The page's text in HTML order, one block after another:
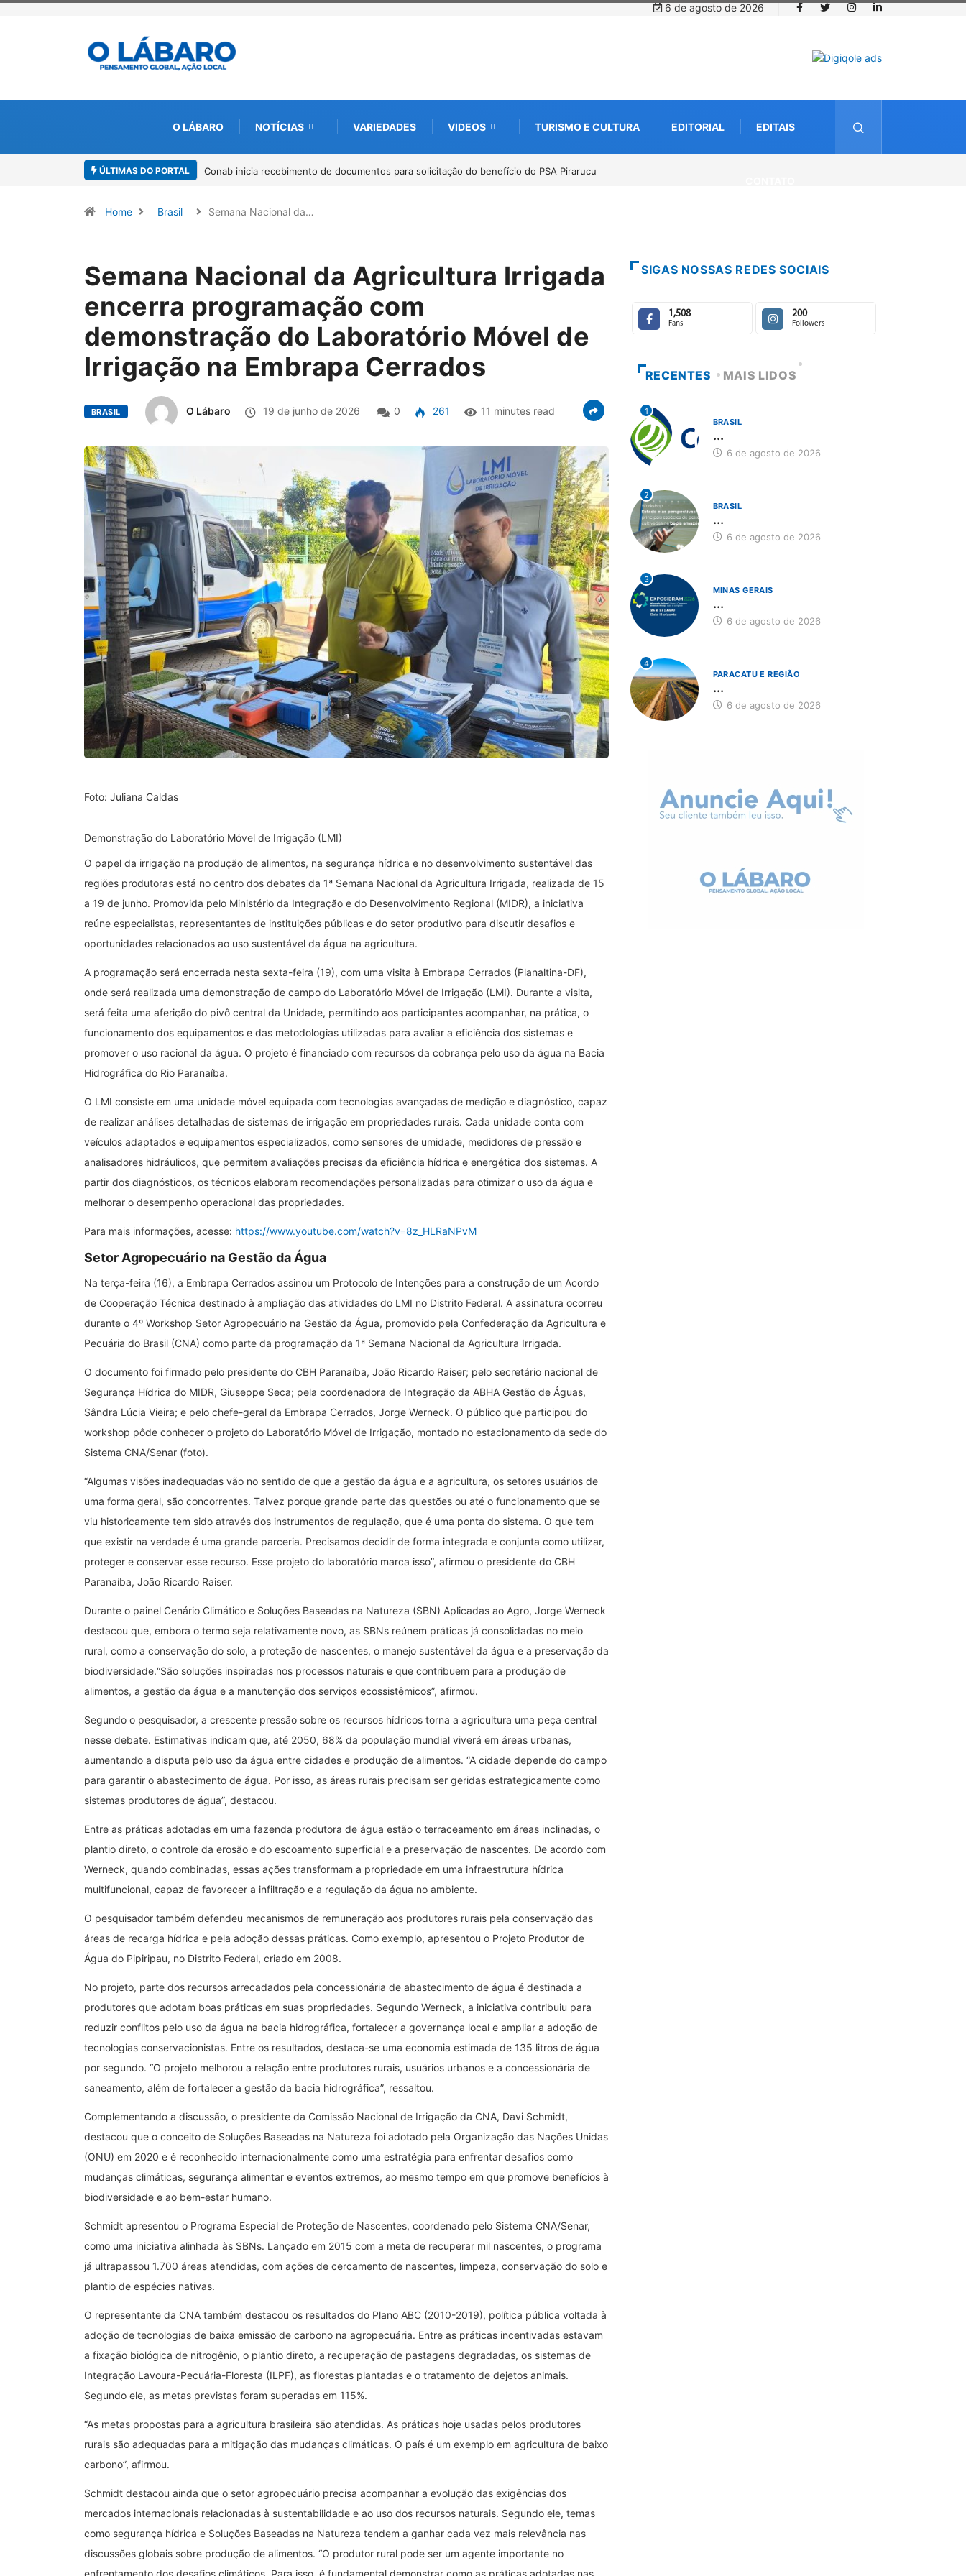
6 de agosto de 2026
O LÁBARO NOTÍCIAS VARIEDADES VIDEOS TURISMO E CULTURA EDITORIAL EDITAIS
ÚLTIMAS DO PORTAL Workshop internacional debate futuro da piscicultura com espécies nativas da Amazônia
Home Brasil Semana Nacional da…
Semana Nacional da Agricultura Irrigada
encerra programação com
demonstração do Laboratório Móvel de
Irrigação na Embrapa Cerrados
BRASIL O Lábaro 19 de junho de 2026 0 261 11 minutes read
Foto: Juliana Caldas
Demonstração do Laboratório Móvel de Irrigação (LMI)
O papel da irrigação na produção de alimentos, na segurança hídrica e no desenvolvimento sustentável das
regiões produtoras está no centro dos debates da 1ª Semana Nacional da Agricultura Irrigada, realizada de 15
a 19 de junho. Promovida pelo Ministério da Integração e do Desenvolvimento Regional (MIDR), a iniciativa
reúne especialistas, representantes de instituições públicas e do setor produtivo para discutir desafios e
oportunidades relacionados ao uso sustentável da água na agricultura.
A programação será encerrada nesta sexta-feira (19), com uma visita à Embrapa Cerrados (Planaltina-DF),
onde será realizada uma demonstração de campo do Laboratório Móvel de Irrigação (LMI). Durante a visita,
será feita uma aferição do pivô central da Unidade, permitindo aos participantes acompanhar, na prática, o
funcionamento dos equipamentos e das metodologias utilizadas para avaliar a eficiência dos sistemas e
promover o uso racional da água. O projeto é financiado com recursos da cobrança pelo uso da água na Bacia
Hidrográfica do Rio Paranaíba.
O LMI consiste em uma unidade móvel equipada com tecnologias avançadas de medição e diagnóstico, capaz
de realizar análises detalhadas de sistemas de irrigação em propriedades rurais. Cada unidade conta com
veículos adaptados e equipamentos especializados, como sensores de umidade, medidores de pressão e
analisadores hidráulicos, que permitem avaliações precisas da eficiência hídrica e energética dos sistemas. A
partir dos diagnósticos, os técnicos elaboram recomendações personalizadas para otimizar o uso da água e
melhorar o desempenho operacional das propriedades.
Para mais informações, acesse: https://www.youtube.com/watch?v=8z_HLRaNPvM
Setor Agropecuário na Gestão da Água
Na terça-feira (16), a Embrapa Cerrados assinou um Protocolo de Intenções para a construção de um Acordo
de Cooperação Técnica destinado à ampliação das atividades do LMI no Distrito Federal. A assinatura ocorreu
durante o 4º Workshop Setor Agropecuário na Gestão da Água, promovido pela Confederação da Agricultura e
Pecuária do Brasil (CNA) como parte da programação da 1ª Semana Nacional da Agricultura Irrigada.
O documento foi firmado pelo presidente do CBH Paranaíba, João Ricardo Raiser; pelo secretário nacional de
Segurança Hídrica do MIDR, Giuseppe Seca; pela coordenadora de Integração da ABHA Gestão de Águas,
Sândra Lúcia Vieira; e pelo chefe-geral da Embrapa Cerrados, Jorge Werneck. O público que participou do
workshop pôde conhecer o projeto do Laboratório Móvel de Irrigação, montado no estacionamento da sede do
Sistema CNA/Senar (foto).
“Algumas visões inadequadas vão no sentido de que a gestão da água e a agricultura, os setores usuários de
uma forma geral, são concorrentes. Talvez porque grande parte das questões ou até o funcionamento que se
viu historicamente tem sido através dos instrumentos de regulação, que é uma ponta do sistema. O que tem
que existir na verdade é uma grande parceria. Precisamos decidir de forma integrada e conjunta como utilizar,
proteger e conservar esse recurso. Esse projeto do laboratório marca isso”, afirmou o presidente do CBH
Paranaíba, João Ricardo Raiser.
Durante o painel Cenário Climático e Soluções Baseadas na Natureza (SBN) Aplicadas ao Agro, Jorge Werneck
destacou que, embora o termo seja relativamente novo, as SBNs reúnem práticas já consolidadas no meio
rural, como a conservação do solo, a proteção de nascentes, o manejo sustentável da água e a preservação da
biodiversidade.“São soluções inspiradas nos processos naturais e que contribuem para a produção de
alimentos, a gestão da água e a manutenção dos serviços ecossistêmicos”, afirmou.
Segundo o pesquisador, a crescente pressão sobre os recursos hídricos torna a agricultura uma peça central
nesse debate. Estimativas indicam que, até 2050, 68% da população mundial viverá em áreas urbanas,
aumentando a disputa pelo uso da água entre cidades e produção de alimentos. “A cidade depende do campo
para garantir o abastecimento de água. Por isso, as áreas rurais precisam ser geridas estrategicamente como
sistemas produtores de água”, destacou.
Entre as práticas adotadas em uma fazenda produtora de água estão o terraceamento em áreas inclinadas, o
plantio direto, o controle da erosão e do escoamento superficial e a preservação de nascentes. De acordo com
Werneck, quando combinadas, essas ações transformam a propriedade em uma infraestrutura hídrica
multifuncional, capaz de favorecer a infiltração e a regulação da água no ambiente.
O pesquisador também defendeu mecanismos de remuneração aos produtores rurais pela conservação das
áreas de recarga hídrica e pela adoção dessas práticas. Como exemplo, apresentou o Projeto Produtor de
Água do Pipiripau, no Distrito Federal, criado em 2008.
No projeto, parte dos recursos arrecadados pela concessionária de abastecimento de água é destinada a
produtores que adotam boas práticas em suas propriedades. Segundo Werneck, a iniciativa contribuiu para
reduzir conflitos pelo uso da água na bacia hidrográfica, fortalecer a governança local e ampliar a adoção de
tecnologias conservacionistas. Entre os resultados, destaca-se uma economia estimada de 135 litros de água
por segundo. “O projeto melhorou a relação entre produtores rurais, usuários urbanos e a concessionária de
saneamento, além de fortalecer a gestão da bacia hidrográfica”, ressaltou.
Complementando a discussão, o presidente da Comissão Nacional de Irrigação da CNA, Davi Schmidt,
destacou que o conceito de Soluções Baseadas na Natureza foi adotado pela Organização das Nações Unidas
(ONU) em 2020 e é reconhecido internacionalmente como uma estratégia para enfrentar desafios como
mudanças climáticas, segurança alimentar e eventos extremos, ao mesmo tempo em que promove benefícios à
biodiversidade e ao bem-estar humano.
Schmidt apresentou o Programa Especial de Proteção de Nascentes, coordenado pelo Sistema CNA/Senar,
como uma iniciativa alinhada às SBNs. Lançado em 2015 com a meta de recuperar mil nascentes, o programa
já ultrapassou 1.700 áreas atendidas, com ações de cercamento de nascentes, limpeza, conservação do solo e
plantio de espécies nativas.
O representante da CNA também destacou os resultados do Plano ABC (2010-2019), política pública voltada à
adoção de tecnologias de baixa emissão de carbono na agropecuária. Entre as práticas incentivadas estavam
a fixação biológica de nitrogênio, o plantio direto, a recuperação de pastagens degradadas, os sistemas de
Integração Lavoura-Pecuária-Floresta (ILPF), as florestas plantadas e o tratamento de dejetos animais.
Segundo ele, as metas previstas foram superadas em 115%.
“As metas propostas para a agricultura brasileira são atendidas. As práticas hoje usadas pelos produtores
rurais são adequadas para a mitigação das mudanças climáticas. O país é um exemplo em agricultura de baixo
carbono”, afirmou.
Schmidt destacou ainda que o setor agropecuário precisa acompanhar a evolução das exigências dos
mercados internacionais relacionadas à sustentabilidade e ao uso dos recursos naturais. Segundo ele, temas
como segurança hídrica e Soluções Baseadas na Natureza tendem a ganhar cada vez mais relevância nas
discussões globais sobre produção de alimentos. “O produtor rural pode ser um agente importante no
SIGAS NOSSAS REDES SOCIAIS
1,508
Fans
200
Followers
RECENTES MAIS LIDOS
1
BRASIL
...
6 de agosto de 2026
2
BRASIL
...
6 de agosto de 2026
3
MINAS GERAIS
...
6 de agosto de 2026
4
PARACATU E REGIÃO
...
6 de agosto de 2026